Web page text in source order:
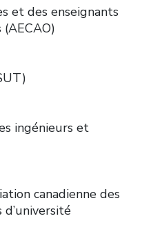
et des enseignants
ingénieurs et
canadienne des